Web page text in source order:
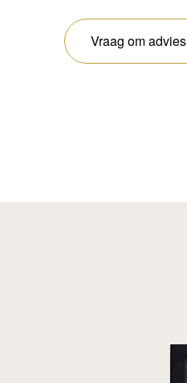
Vraag om advies